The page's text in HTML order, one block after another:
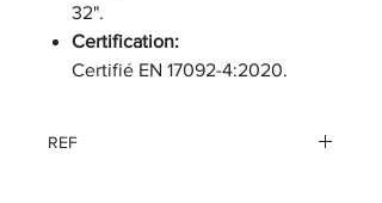
32".
Certification:
Certifié EN 17092-4:2020.
REF